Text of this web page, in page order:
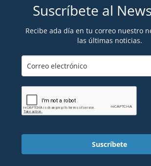
Suscríbete al
Recibe ada día en tu correo nuestro
las últimas noticias.
Suscríbete